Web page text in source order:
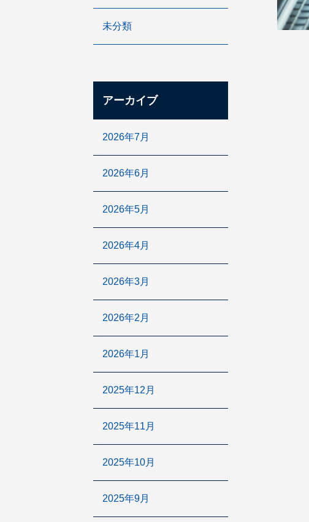
未分類
アーカイブ
2026年7月
2026年6月
2026年5月
2026年4月
2026年3月
2026年2月
2026年1月
2025年12月
2025年11月
2025年10月
2025年9月